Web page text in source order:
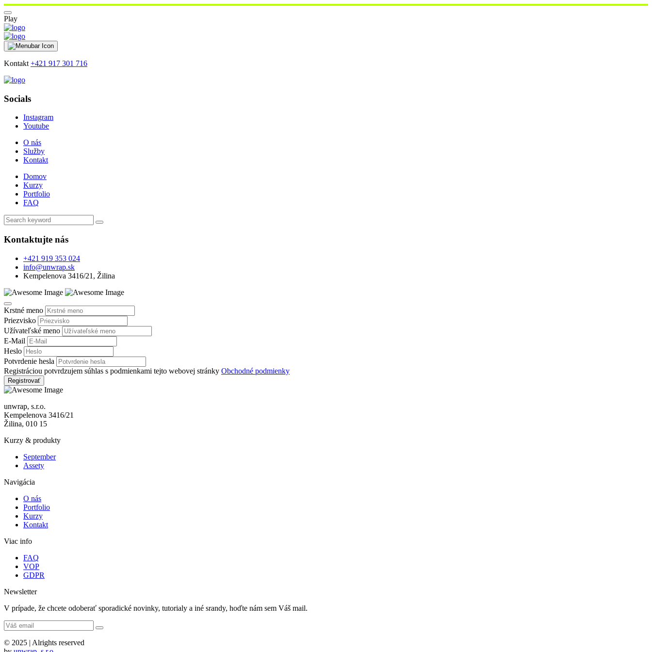
Play
Kontakt +421 917 301 716
Socials
Instagram
Youtube
O nás
Služby
Kontakt
Domov
Kurzy
Portfolio
FAQ
Kontaktujte nás
+421 919 353 024
info@unwrap.sk
Kempelenova 3416/21, Žilina
Krstné meno
Priezvisko
Užívateľské meno
E-Mail
Heslo
Potvrdenie hesla
Registráciou potvrdzujem súhlas s podmienkami tejto webovej stránky Obchodné podmienky
Registrovať
unwrap, s.r.o.
Kempelenova 3416/21
Žilina, 010 15
Kurzy & produkty
September
Assety
Navigácia
O nás
Portfolio
Kurzy
Kontakt
Viac info
FAQ
VOP
GDPR
Newsletter
V prípade, že chcete odoberať sporadické novinky, tutorialy a iné srandy, hoďte nám sem Váš mail.
© 2025 | Alrights reserved